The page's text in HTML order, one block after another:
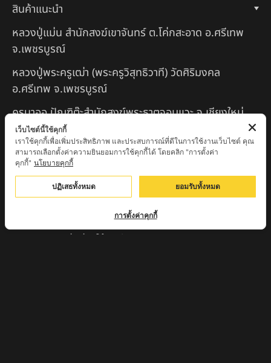
สินค้าแนะนำ
หลวงปู่แม่น สำนักสงฆ์เขาจันทร์ ต.โค่กสะอาด อ.ศรีเทพ
จ.เพชรบูรณ์
หลวงปู่พระครูเฒ่า (พระครูวิสุทธิวาที) วัดศิริมงคล
อ.ศรีเทพ จ.เพชรบูรณ์
ครูบาออ ปัณฑิต๊ะสำนักสงฆ์พระธาตุจอมแวะ จ.เชียงใหม่
หลวงปู่สยาก๊วนพระชะยะ อินต๊ะวังโส วัดพระบาทผาผึ้ง
อำเภอลี้ จ.ลำพูน
หลวงตาชา สำนักสงฆ์ ถ้ำคองหลู ต.เชียงดาว อ.เชียงดาว
จ.เชียงใหม่ เสก
ครูบานะ ชินวํโส สำนักสงฆ์ดอยอีฮุย จ.ลำพูน
ครูบาเลิศ วัดทุ่งม่านใต้ จ.ลำปาง
เว็บไซต์นี้ใช้คุกกี้
เราใช้คุกกี้เพื่อเพิ่มประสิทธิภาพ และประสบการณ์ที่ดีในการใช้งานเว็บไซต์ คุณ
สามารถเลือกตั้งค่าความยินยอมการใช้คุกกี้ได้ โดยคลิก "การตั้งค่า
คุกกี้" นโยบายคุกกี้
ปฏิเสธทั้งหมด ยอมรับทั้งหมด
การตั้งค่าคุกกี้